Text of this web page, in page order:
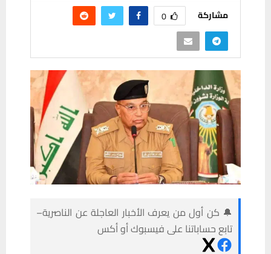
مشاركة 0
🔔 كن أول من يعرف الأخبار العاجلة عن الناصرية–
تابع حساباتنا على فيسبوك أو أكس